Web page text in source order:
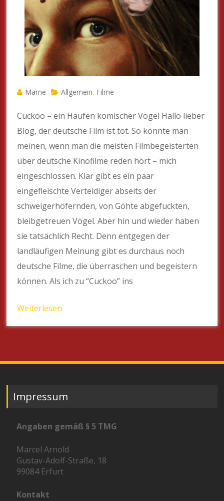
Marne Allgemein Filme
Cuckoo – ein Haufen komischer Vögel Hallo lieber
Blog, der deutsche Film ist tot. So könnte man
meinen, wenn man die meisten Filmbegeisterten
über deutsche Kinofilme reden hört – mich
eingeschlossen. Klar gibt es ein paar
eingefleischte Verteidiger abseits der
schweigerhöfernden, von Göhte abgefuckten,
bleibgetreuen Vögel. Aber hin und wieder haben
sie tatsächlich Recht. Denn entgegen der
landläufigen Meinung gibt es durchaus noch
deutsche Filme, die überraschen und begeistern
können. Als ich zu “Cuckoo” ins
Weiterlesen
Impressum
Angaben gemäß § 5 TMG
Marcel Arnold
Gustav-Adolf-Straße, 18
99084 Erfurt
Kontakt